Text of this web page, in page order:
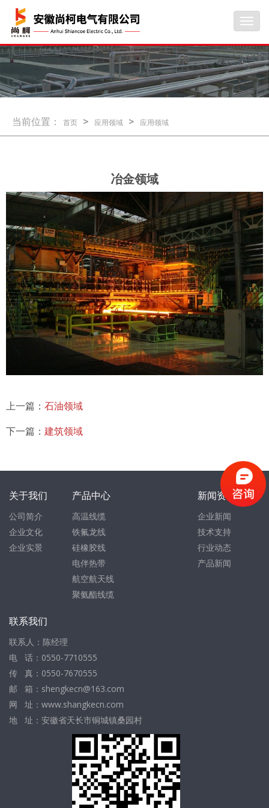
当前位置： 首页 > 应用领域 > 应用领域
冶金领域
上一篇： 石油领域
下一篇： 建筑领域
关于我们
公司简介
企业文化
企业实景
产品中心
高温线缆
铁氟龙线
硅橡胶线
电伴热带
航空航天线
聚氨酯线缆
新闻资讯
企业新闻
技术支持
行业动态
产品新闻
联系我们
联系人：陈经理
电 话：0550-7710555
传 真：0550-7670555
邮 箱：shengkecn@163.com
网 址：www.shangkecn.com
地 址：安徽省天长市铜城镇桑园村